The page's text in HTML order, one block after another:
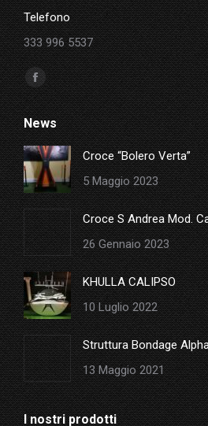
Telefono
333 996 5537
Ci puoi trovare su:
Facebook
page
opens
in
new
window
News
Croce “Bolero Verta”
5 Maggio 2023
Croce S Andrea Mod.
26 Gennaio 2023
KHULLA CALIPSO
10 Luglio 2022
Struttura Bondage
13 Maggio 2021
I nostri prodotti